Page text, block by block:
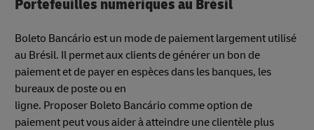
Portefeuilles numériques au Brésil
Boleto Bancário est un mode de paiement largement utilisé
au Brésil. Il permet aux clients de générer un bon de
paiement et de payer en espèces dans les banques, les
bureaux de poste ou en
ligne. Proposer Boleto Bancário comme option de
paiement peut vous aider à atteindre une clientèle plus